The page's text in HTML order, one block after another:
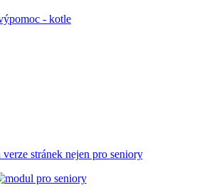
- kotle
verze stránek nejen pro seniory